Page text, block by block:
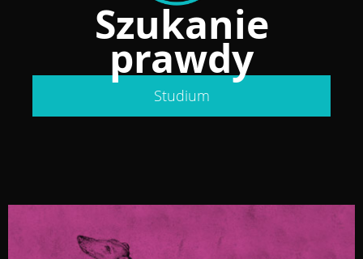
Szukanie
prawdy
Studium